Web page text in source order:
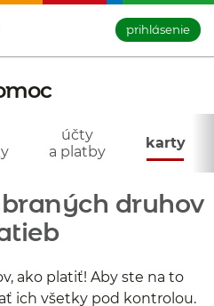
prihlásenie
účty
a platby
karty
druhov
ako platiť! Aby ste na to
ich všetky pod kontrolou.